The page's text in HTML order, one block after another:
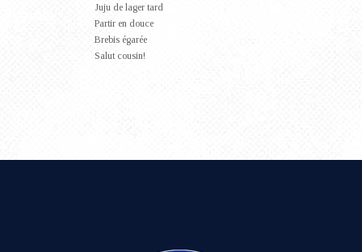
Juju de lager tard
Partir en douce
Brebis égarée
Salut cousin!